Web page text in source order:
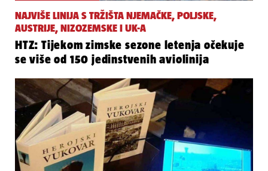
NAJVIŠE LINIJA S TRŽIŠTA NJEMAČKE, POLJSKE,
AUSTRIJE, NIZOZEMSKE I UK-A
HTZ: Tijekom zimske sezone letenja očekuje
se više od 150 jedinstvenih aviolinija